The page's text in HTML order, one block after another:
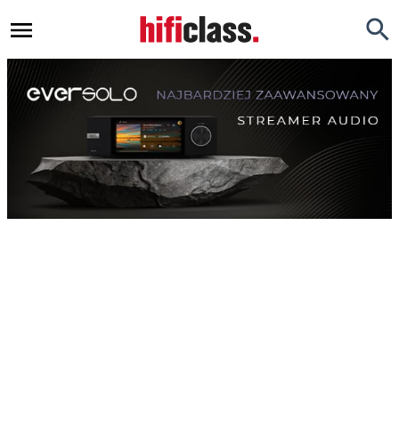
Newsy
Testy
Opinie
Okazje